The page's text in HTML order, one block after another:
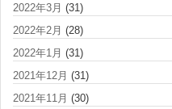
2022年3月 (31)
2022年2月 (28)
2022年1月 (31)
2021年12月 (31)
2021年11月 (30)